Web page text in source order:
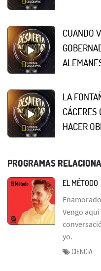
CUANDO
LA
CÁCERES
HACER
PROGRAMAS
EL MÉTODO
Vengo
yo.
CIENCIA